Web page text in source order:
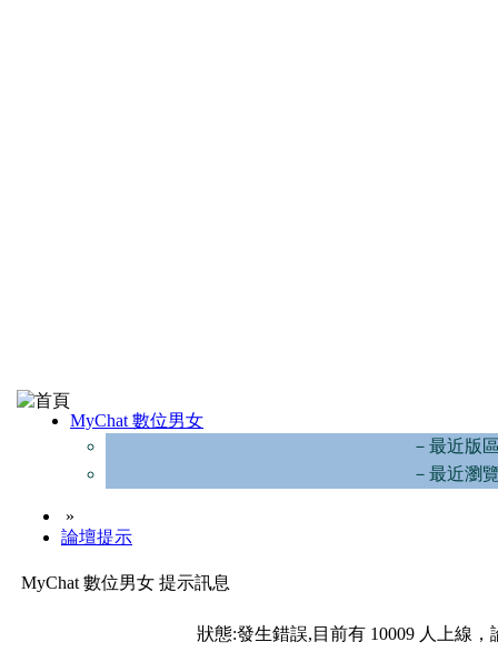
MyChat 數位男女
－最近版
－最近瀏
»
論壇提示
MyChat 數位男女 提示訊息
狀態:發生錯誤,目前有 10009 人上線